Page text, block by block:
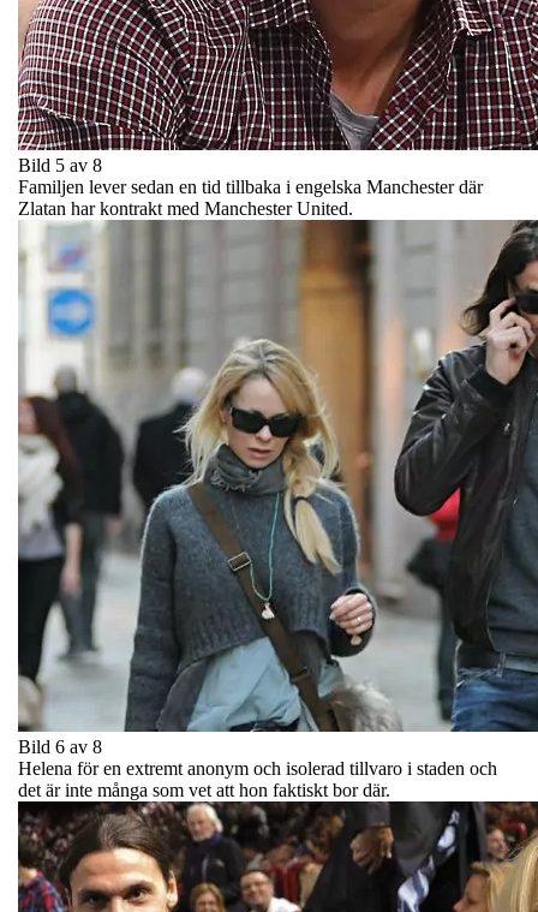
Bild 5 av 8
Familjen lever sedan en tid tillbaka i engelska Manchester där
Zlatan har kontrakt med Manchester United.
Bild 6 av 8
Helena för en extremt anonym och isolerad tillvaro i staden och
det är inte många som vet att hon faktiskt bor där.